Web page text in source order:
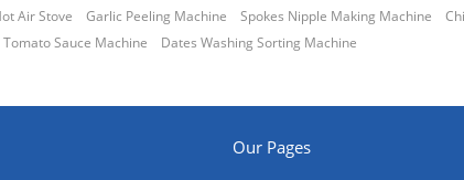
Air Stove Garlic Peeling Machine Spokes Nipple Making Machine
Tomato Sauce Machine Dates Washing Sorting Machine
Our Pages